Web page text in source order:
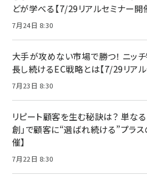
どが学べる【7/29リアルセミナー開
7月24日 8:30
大手が攻めない市場で勝つ！ ニッ
長し続けるEC戦略とは【7/29リアル
7月23日 8:30
リピート顧客を生む秘訣は？ 単なる
創」で顧客に“選ばれ続ける”プラ
催】
7月22日 8:30